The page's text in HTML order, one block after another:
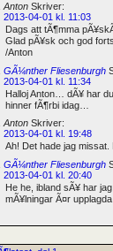
Anton Skriver:
2013-04-01 kl. 11:03
Dags att tÃ¶mma
Glad pÃ¥sk och god
/Anton
GÃ¼nther Fliesenburgh
2013-04-01 kl. 11:34
Halloj Anton… dÃ¥ har
hinner fÃ¶rbi idag…
Anton Skriver:
2013-04-01 kl. 19:48
Ah! Det hade jag missat.
GÃ¼nther Fliesenburgh
2013-04-01 kl. 20:40
He he, ibland sÃ¥ har
mÃ¥lningar Ã¤r